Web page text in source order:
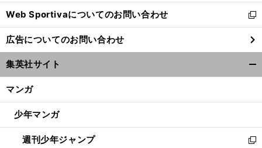
く
Web Sportivaについてのお問い合わせ
新
し
い
ウ
ィ
ン
ウ
開
く
広告についてのお問い合わせ
集英社サイト
マンガ
少年マンガ
週刊少年ジャンプ
新